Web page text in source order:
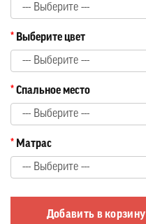
Выберите цвет
Спальное место
Матрас
Добавить в корзину